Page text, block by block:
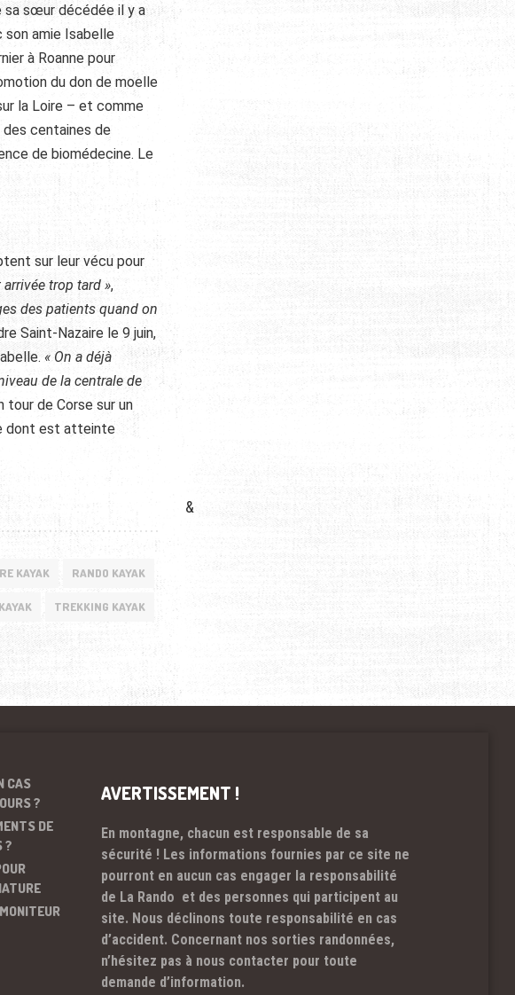
sa sœur décédée il y a
son amie Isabelle
à Roanne pour
du don de moelle
la Loire – et comme
des centaines de
de biomédecine. Le
sur leur vécu pour
trop tard »,
des patients quand on
Saint-Nazaire le 9 juin,
« On a déjà
de la centrale de
tour de Corse sur un
dont est atteinte
KAYAK RANDO KAYAK
TREKKING KAYAK
&
CAS
?
DE
?
AVERTISSEMENT !
En montagne, chacun est responsable de sa
sécurité ! Les informations fournies par ce site ne
pourront en aucun cas engager la responsabilité
de La Rando et des personnes qui participent au
site. Nous déclinons toute responsabilité en cas
d’accident. Concernant nos sorties randonnées,
n’hésitez pas à nous contacter pour toute
demande d’information.